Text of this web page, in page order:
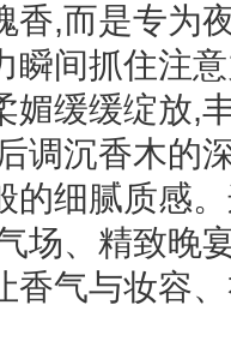
香,而是专为
瞬间抓住注
媚缓缓绽放,
调沉香木的
的细腻质感
场、精致晚
香气与妆容